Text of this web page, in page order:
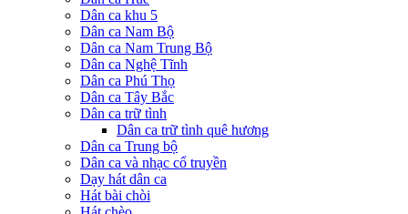
Dân ca khu 5
Dân ca Nam Bộ
Dân ca Nam Trung Bộ
Dân ca Nghệ Tĩnh
Dân ca Phú Thọ
Dân ca Tây Bắc
Dân ca trữ tình
Dân ca trữ tình quê hương
Dân ca Trung bộ
Dân ca và nhạc cổ truyền
Dạy hát dân ca
Hát bài chòi